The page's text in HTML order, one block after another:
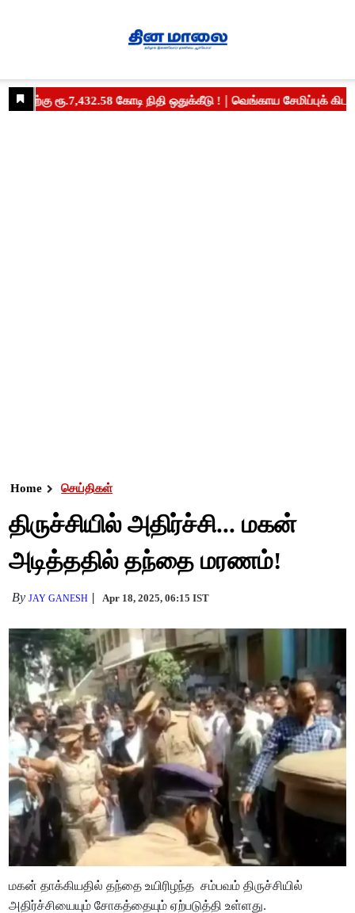
Home செய்திகள்
திருச்சியில் அதிர்ச்சி... மகன்
அடித்ததில் தந்தை மரணம்!
ByJAY GANESH Apr 18, 2025, 06:15 IST
மகன் தாக்கியதில் தந்தை உயிரிழந்த சம்பவம் திருச்சியில்
அதிர்ச்சியையும் சோகத்தையும் ஏற்படுத்தி உள்ளது.